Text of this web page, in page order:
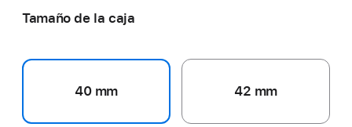
Tamaño de la caja
40 mm 42 mm